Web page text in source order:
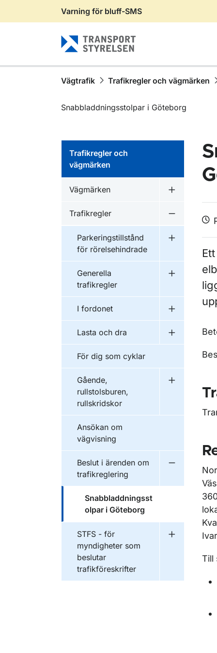
Gå till sidans innehåll
Varning för bluff-SMS
Vägtrafik Trafikregler och vägmärken
Snabbladdningsstolpar i Göteborg
Trafikregler och
vägmärken
Vägmärken
Undermeny
Trafikregler
Parkeringstillstånd
för rörelsehindrade
Undermeny
Generella
trafikregler
Undermeny
I fordonet
Lasta och dra
Undermeny
För dig som cyklar
Gående,
rullstolsburen,
rullskridskor
Undermeny
Ansökan om
vägvisning
Beslut i ärenden om
trafikreglering
Snabbladdningsst
olpar i Göteborg
STFS - för
myndigheter som
beslutar
trafikföreskrifter
Till